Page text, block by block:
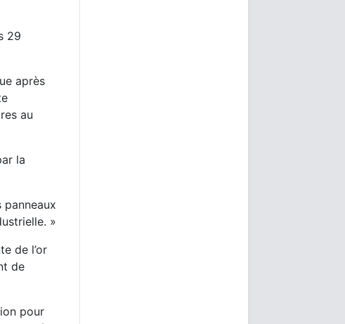
29
après
au
la
panneaux
»
de l’or
de
pour